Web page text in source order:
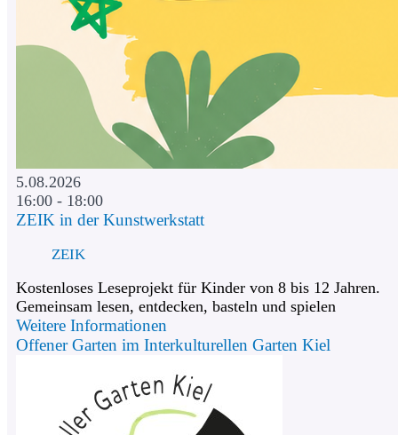
5.08.2026
16:00 - 18:00
ZEIK in der Kunstwerkstatt
ZEIK
Kostenloses Leseprojekt für Kinder von 8 bis 12 Jahren.
Gemeinsam lesen, entdecken, basteln und spielen
Weitere Informationen
Offener Garten im Interkulturellen Garten Kiel